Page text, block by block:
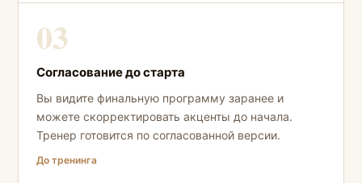
03
Согласование до старта
Вы видите финальную программу заранее и
можете скорректировать акценты до начала.
Тренер готовится по согласованной версии.
До тренинга